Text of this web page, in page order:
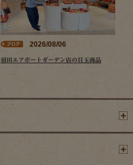
2026/08/06
羽田エアポートガーデン店の目玉商品